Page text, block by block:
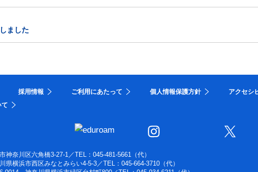
ました
採用情報 ご利用にあたって 個人情報保護方針 アクセシ
神奈川区六角橋3-27-1 ／TEL：045-481-5661（代）
県横浜市西区みなとみらい4-5-3 ／TEL：045-664-3710（代）